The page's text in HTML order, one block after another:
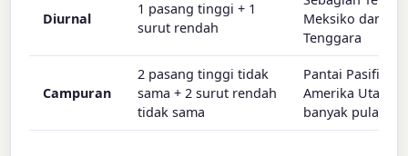
Diurnal
1 pasang tinggi + 1
surut rendah
Meksiko dan
Tenggara
Campuran
2 pasang tinggi tidak
sama + 2 surut rendah
tidak sama
Pantai Pasifik di
Amerika Utara,
banyak pulau